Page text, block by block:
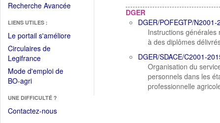
Recherche Avancée
LIENS UTILES :
Le portail s'améliore(Fichier
fenêtre)
Circulaires de
Legifrance(Ouvrir
dans
une
fenêtre)
Mode d'emploi de
BO-agri(Ouvrir
une
nouvelle
UNE DIFFICULTÉ ?
Contactez-nous
DGER
DGER/POFEGTP/N2001-
Instructions
à des diplômes
DGER/SDACE/C2001-
Organisation du
personnels dans les
professionnelle